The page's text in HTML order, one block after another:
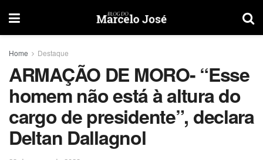
Home Destaque
ARMAÇÃO DE MORO- “Esse
homem não está à altura do
cargo de presidente”, declara
Deltan Dallagnol